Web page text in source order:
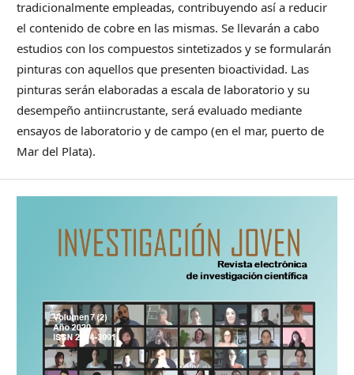
tradicionalmente empleadas, contribuyendo así a reducir
el contenido de cobre en las mismas. Se llevarán a cabo
estudios con los compuestos sintetizados y se formularán
pinturas con aquellos que presenten bioactividad. Las
pinturas serán elaboradas a escala de laboratorio y su
desempeño antiincrustante, será evaluado mediante
ensayos de laboratorio y de campo (en el mar, puerto de
Mar del Plata).